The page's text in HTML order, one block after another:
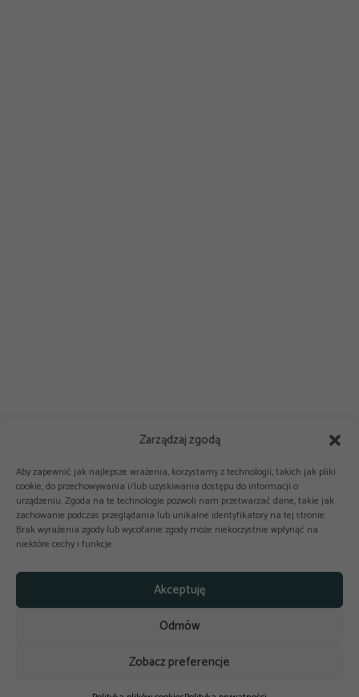
Zarządzaj zgodą
Aby zapewnić jak najlepsze wrażenia, korzystamy z technologii, takich jak pliki
cookie, do przechowywania i/lub uzyskiwania dostępu do informacji o
urządzeniu. Zgoda na te technologie pozwoli nam przetwarzać dane, takie jak
zachowanie podczas przeglądania lub unikalne identyfikatory na tej stronie.
Brak wyrażenia zgody lub wycofanie zgody może niekorzystnie wpłynąć na
niektóre cechy i funkcje.
Akceptuję
Odmów
Zobacz preferencje
Copyright © 2025-2026 odkuchni.co
Polityka prywatności
Regulamin
Reklama
Polityka cookies